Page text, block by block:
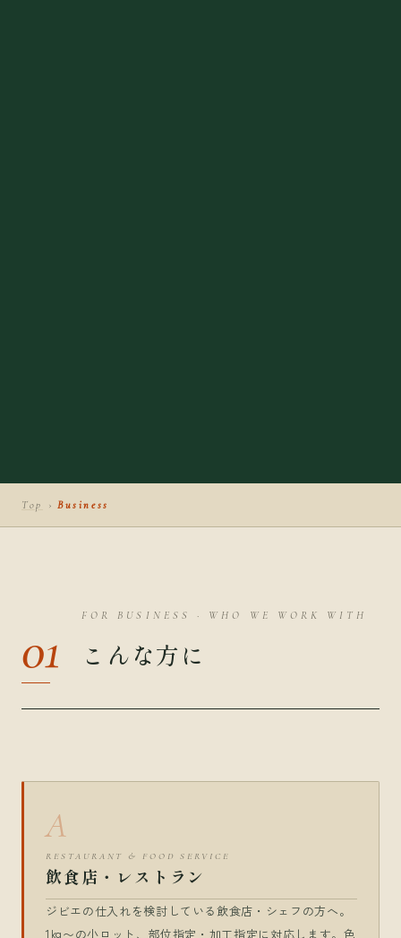
Top › Business
01
FOR BUSINESS · WHO WE WORK WITH
こんな方に
A
RESTAURANT & FOOD SERVICE
飲食店・レストラン
ジビエの仕入れを検討している飲食店・シェフの方へ。
1kg〜の小ロット、部位指定・加工指定に対応します。色